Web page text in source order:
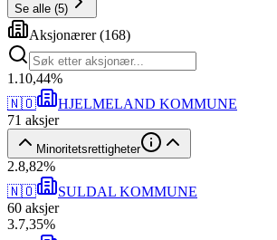
Se alle (5)
Aksjonærer(168)
1 .10,44%
🇳🇴
HJELMELAND KOMMUNE
71 aksjer
Minoritetsrettigheter
2.8,82%
🇳🇴
SULDAL KOMMUNE
60 aksjer
3.7,35%